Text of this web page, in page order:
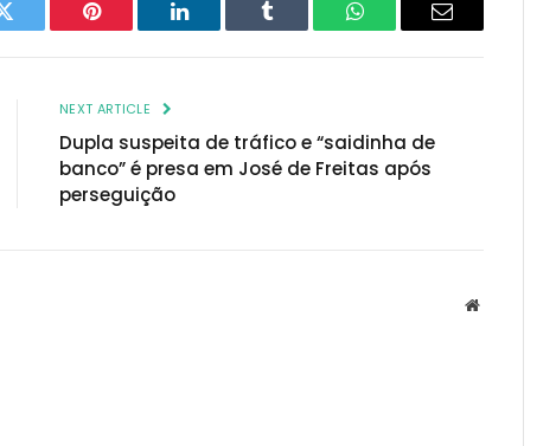
Twitter Pinterest LinkedIn Tumblr WhatsAppEmail
NEXT ARTICLE
Dupla suspeita de tráfico e “saidinha de
banco” é presa em José de Freitas após
perseguição
Website